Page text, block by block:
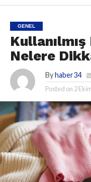
GENEL
Nelere
By haber34
Posted on 2